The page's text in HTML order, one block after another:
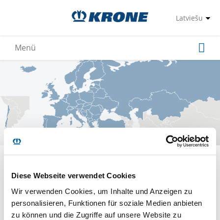
Diese Webseite verwendet Cookies
Wir verwenden Cookies, um Inhalte und Anzeigen zu
personalisieren, Funktionen für soziale Medien anbieten
zu können und die Zugriffe auf unsere Website zu